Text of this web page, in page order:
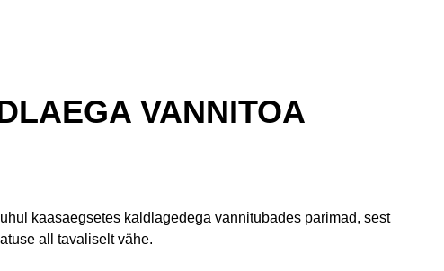
VANNITOA
kaasaegsetes kaldlagedega vannitubades parimad, sest
all tavaliselt vähe.